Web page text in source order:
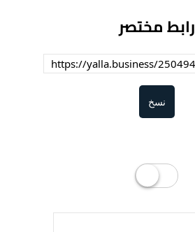
رابط مختصر
نسخ